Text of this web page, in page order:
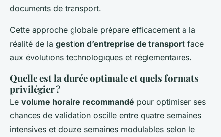
documents de transport.
Cette approche globale prépare efficacement à la
réalité de la gestion d’entreprise de transport face
aux évolutions technologiques et réglementaires.
Quelle est la durée optimale et quels formats
privilégier ?
Le volume horaire recommandé pour optimiser ses
chances de validation oscille entre quatre semaines
intensives et douze semaines modulables selon le